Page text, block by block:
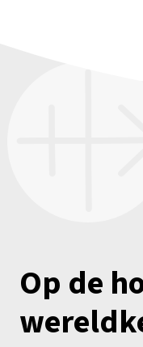
Op de